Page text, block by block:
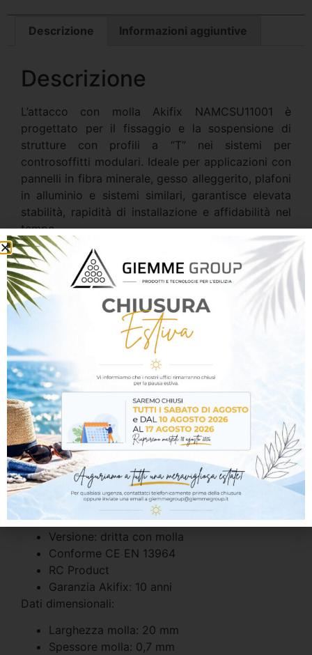
Descrizione Informazioni aggiuntive
Descrizione
L’attacco con molla Akifix NAMCSU11001 è
progettato per il fissaggio e la sospensione di
strutture con profili a “T” nei sistemi per
controsoffitti modulari. Ideale per applicazioni con
pannelli in fibra minerale, gesso alleggerito, plafoni
in alluminio e sistemi similari, garantisce elevata
stabilità, rapidità di installazione e affidabilità nel
tempo.
Realizzato con corpo in acciaio zincato e molla in
Deltatone, assicura elevata resistenza meccanica e
protezione dalla corrosione anche in ambienti
soggetti a umidità. La configurazione dritta con
molla facilita il montaggio e il corretto
posizionamento della struttura metallica nei
sistemi di sospensione professionali.
Il prodotto è conforme alla normativa CE EN
13964, certificato RC Product e coperto da
garanzia Akifix di 10 anni.
Caratteristiche tecniche:
Modello: NAMCSU11001
Tipologia: attacco con molla per profilo a “T”
Corpo: acciaio zincato
Molla: finitura Deltatone
Versione: dritta con molla
Conforme CE EN 13964
RC Product
Garanzia Akifix: 10 anni
Dati dimensionali:
Larghezza molla: 20 mm
Spessore molla: 0,7 mm